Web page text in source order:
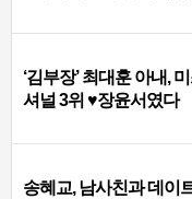
‘김부장’ 최대훈 아내,
셔널 3위 ♥장윤서였다
송혜교, 남사친과 데이